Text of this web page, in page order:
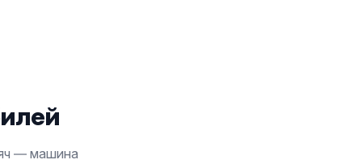
— машина